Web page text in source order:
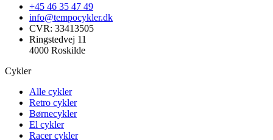
+45 46 35 47 49
info@tempocykler.dk
CVR: 33413505
Ringstedvej 11
4000 Roskilde
Cykler
Alle cykler
Retro cykler
Børnecykler
El cykler
Racer cykler